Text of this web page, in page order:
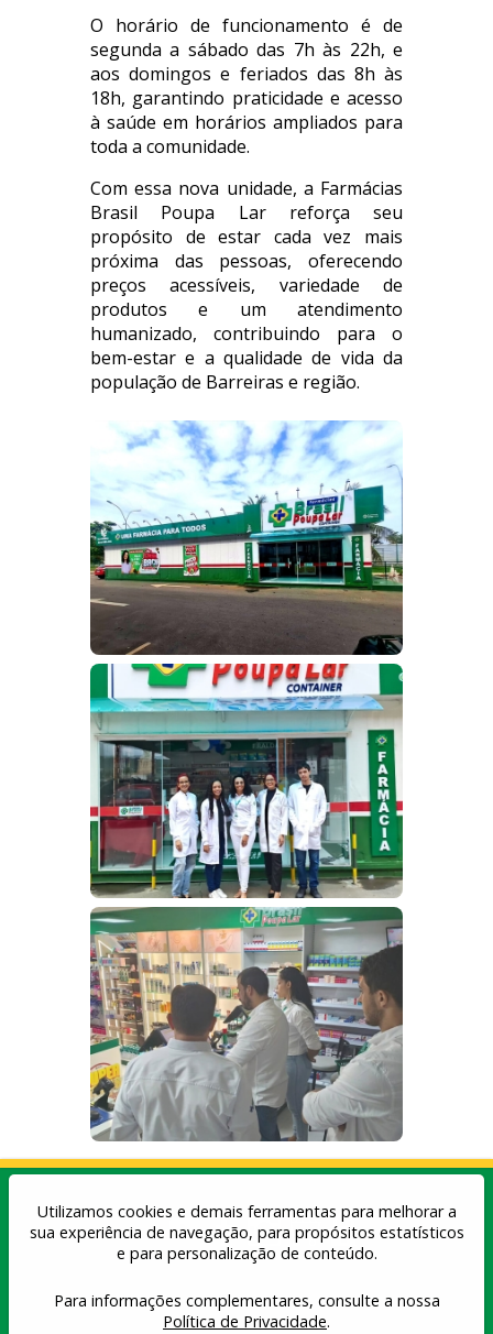
O horário de funcionamento é de
segunda a sábado das 7h às 22h, e
aos domingos e feriados das 8h às
18h, garantindo praticidade e acesso
à saúde em horários ampliados para
toda a comunidade.
Com essa nova unidade, a Farmácias
Brasil Poupa Lar reforça seu
propósito de estar cada vez mais
próxima das pessoas, oferecendo
preços acessíveis, variedade de
produtos e um atendimento
humanizado, contribuindo para o
bem-estar e a qualidade de vida da
população de Barreiras e região.
Política de privacidade| Copyright© 2026 -
Farmácias Brasil Poupa Lar
Utilizamos cookies e demais ferramentas para melhorar a
sua experiência de navegação, para propósitos estatísticos
e para personalização de conteúdo.
Para informações complementares, consulte a nossa
Política de Privacidade.